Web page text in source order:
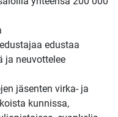
edustaa
ja neuvottelee
jäsenten virka- ja
kunnissa,